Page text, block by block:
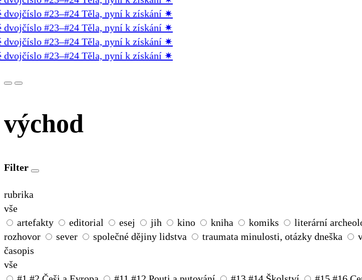
#23–#24 Těla, nyní k získání✷
#23–#24 Těla, nyní k získání✷
#23–#24 Těla, nyní k získání✷
#23–#24 Těla, nyní k získání✷
východ
Filter
rubrika
vše
artefakty
editorial esej jih kino kniha komiks literární
rozhovor
sever společné dějiny lidstva traumata minulosti, otázky dneška
časopis
vše